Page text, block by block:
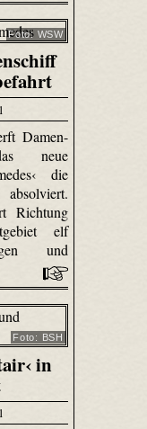
Foto: WSW
Damen-
neue
die
Richtung
elf
und
Foto: BSH
in